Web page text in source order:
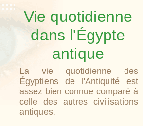
Vie quotidienne
dans l'Égypte
antique
La vie quotidienne des
Égyptiens de l'Antiquité est
assez bien connue comparé à
celle des autres civilisations
antiques.